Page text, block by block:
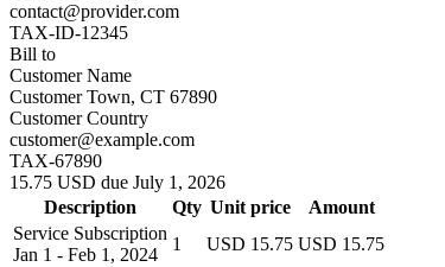
contact@provider.com
TAX-ID-12345
Bill to
Customer Name
Customer Town, CT 67890
Customer Country
customer@example.com
TAX-67890
15.75 USD due July 1, 2026
Description
Qty Unit price
Amount
Service Subscription
Jan 1 - Feb 1, 2024
1 USD 15.75 USD 15.75